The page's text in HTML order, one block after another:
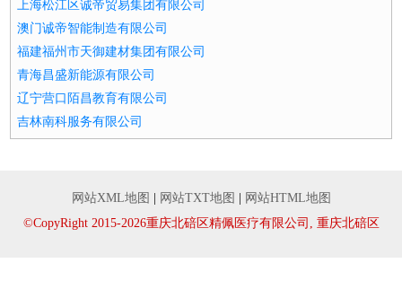
上海松江区诚帝贸易集团有限公司
澳门诚帝智能制造有限公司
福建福州市天御建材集团有限公司
青海昌盛新能源有限公司
辽宁营口陌昌教育有限公司
吉林南科服务有限公司
网站XML地图 网站TXT地图
网站HTML地图
©CopyRight 2015-2026重庆北碚区精佩医疗有限公司, 重庆北碚区